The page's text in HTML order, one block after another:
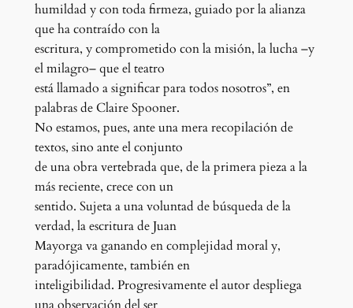
humildad y con toda firmeza, guiado por la alianza
que ha contraído con la
escritura, y comprometido con la misión, la lucha –y
el milagro– que el teatro
está llamado a significar para todos nosotros”, en
palabras de Claire Spooner.
No estamos, pues, ante una mera recopilación de
textos, sino ante el conjunto
de una obra vertebrada que, de la primera pieza a la
más reciente, crece con un
sentido. Sujeta a una voluntad de búsqueda de la
verdad, la escritura de Juan
Mayorga va ganando en complejidad moral y,
paradójicamente, también en
inteligibilidad. Progresivamente el autor despliega